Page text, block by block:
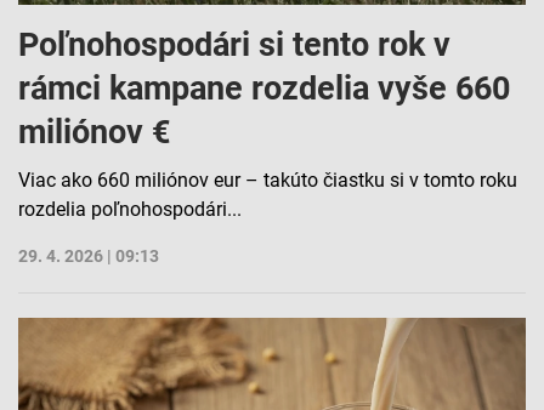
Vývoj a zlepšovanie služieb
Použitie obmedzených údajov na výber obsahu
Špeciálne funkcie IAB:
Používanie presných údajov o geografickej
polohe
Identifikácia zariadení na základe aktívne
Nevyhnutné
Výkonostné
Poľnohospodári si tento rok v
rámci kampane rozdelia vyše 660
miliónov €
Viac ako 660 miliónov eur – takúto čiastku si v tomto roku
rozdelia poľnohospodári...
29. 4. 2026 | 09:13